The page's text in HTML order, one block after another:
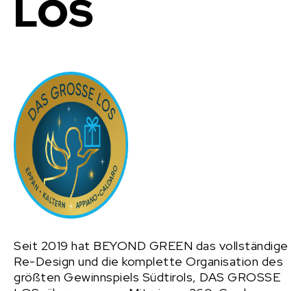
LOS
Seit 2019 hat BEYOND GREEN das vollständige
Re-Design und die komplette Organisation des
größten Gewinnspiels Südtirols, DAS GROSSE